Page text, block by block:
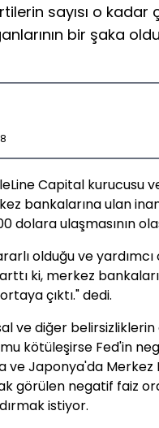
sayısı o kadar
bir şaka
Capital kurucusu
bankalarına ulan
dolara ulaşmasının
olduğu ve
ki, merkez
çıktı." dedi.
ve diğer belirsizliklerin
kötüleşirse Fed'in
ve Japonya'da Merkez
görülen negatif faiz
istiyor.